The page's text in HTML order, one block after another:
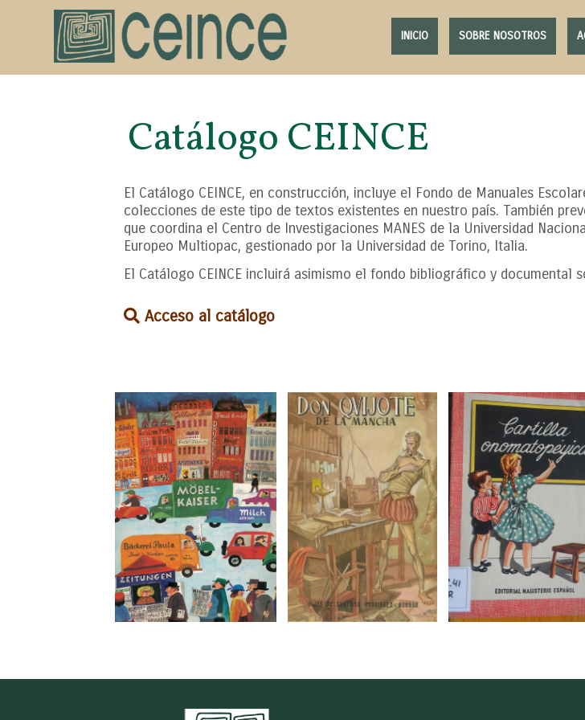
INICIO SOBRE NOSOTROS
Catálogo CEINCE
El Catálogo CEINCE, en construcción, incluye el Fondo de Manuales
colecciones de este tipo de textos existentes en nuestro país. También
que coordina el Centro de Investigaciones MANES de la Universidad
Europeo Multiopac, gestionado por la Universidad de Torino, Italia.
El Catálogo CEINCE incluirá asimismo el fondo bibliográfico y
Acceso al catálogo